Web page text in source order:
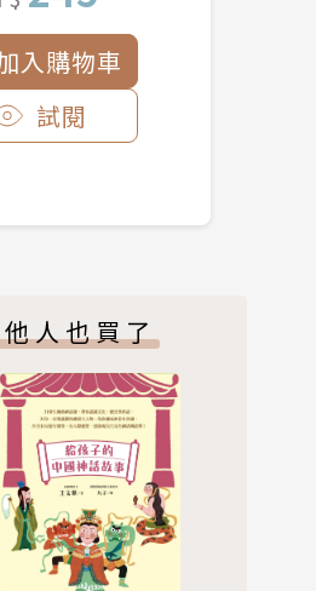
入購物車
試閱
人也買了